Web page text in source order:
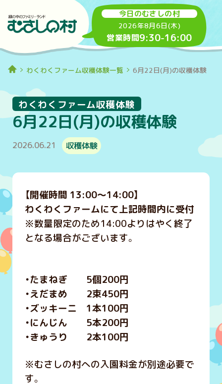
今日のむさしの村
2026年8月6日(木)
営業時間9:30-16:00
わくわくファーム収穫体験一覧 6月22日(月)の収穫体験
6月22日(月)の収穫体験
わくわくファーム収穫体験
2026.06.21 収穫体験
【開催時間 13:00～14:00】
わくわくファームにて上記時間内に受付
※数量限定のため14:00よりはやく終了
となる場合がございます。
・たまねぎ 5個200円
・えだまめ 2束450円
・ズッキーニ 1本100円
・にんじん 5本200円
・きゅうり 2本100円
※むさしの村への入園料金が別途必要で
す。